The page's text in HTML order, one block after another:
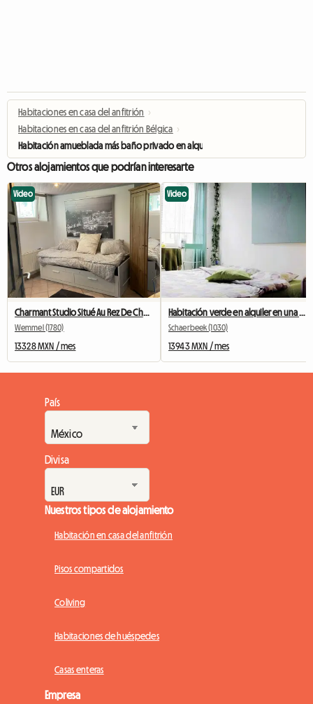
Habitaciones en casa del anfitrión ›
Habitaciones en casa del anfitrión Bélgica ›
Habitación amueblada más baño privado en alquiler
Otros alojamientos que podrían interesarte
Video
Charmant Studio Situé Au Rez De Chaussée
Wemmel (1780)
13328 MXN / mes
Video
Schaerbeek (1030)
13943 MXN / mes
País
Divisa
Nuestros tipos de alojamiento
Habitación en casa del anfitrión
Pisos compartidos
Coliving
Habitaciones de huéspedes
Casas enteras
Empresa